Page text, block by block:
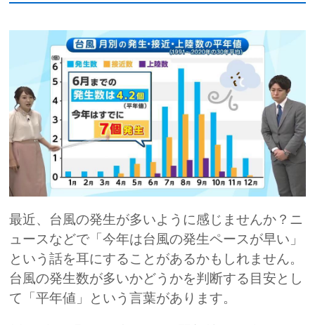
最近、台風の発生が多いように感じませんか？ニ
ュースなどで「今年は台風の発生ペースが早い」
という話を耳にすることがあるかもしれません。
台風の発生数が多いかどうかを判断する目安とし
て「平年値」という言葉があります。